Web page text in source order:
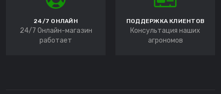
24/7 ОНЛАЙН
24/7 Онлайн-магазин
работает
ПОДДЕРЖКА КЛИЕНТОВ
Консультация наших
агрономов